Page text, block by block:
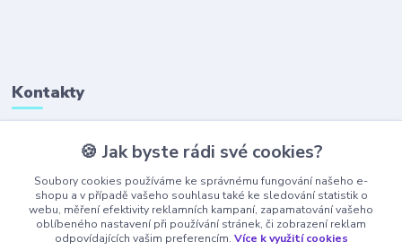
Kontakty
+420 777 323 641
(Po-Pá, 8-16 hod.)
obchod@ajaxshop.cz
🍪 Jak byste rádi své cookies?
Soubory cookies používáme ke správnému fungování našeho e-
shopu a v případě vašeho souhlasu také ke sledování statistik o
webu, měření efektivity reklamních kampaní, zapamatování vašeho
oblíbeného nastavení při používání stránek, či zobrazení reklam
odpovídajících vašim preferencím. Více k využití cookies